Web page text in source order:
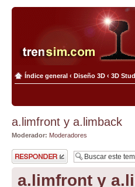
Índice general ‹ Diseño 3D ‹ 3D
a.limfront y a.limback
Moderador: Moderadores
Publicar una
respuesta
a.limfront y